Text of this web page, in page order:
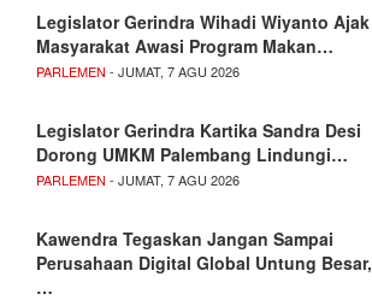
Legislator Gerindra Wihadi Wiyanto Ajak
Masyarakat Awasi Program Makan…
PARLEMEN - JUMAT, 7 AGU 2026
Legislator Gerindra Kartika Sandra Desi
Dorong UMKM Palembang Lindungi…
PARLEMEN - JUMAT, 7 AGU 2026
Kawendra Tegaskan Jangan Sampai
Perusahaan Digital Global Untung Besar,
…